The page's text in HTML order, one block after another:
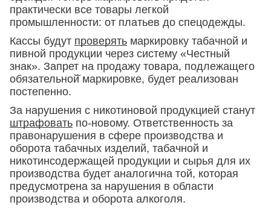
практически все товары легкой
промышленности: от платьев до спецодежды.
Кассы будут проверять маркировку табачной и
пивной продукции через систему «Честный
знак». Запрет на продажу товара, подлежащего
обязательной̆ маркировке, будет реализован
постепенно.
За нарушения с никотиновой продукцией станут
штрафовать по-новому. Ответственность за
правонарушения в сфере производства и
оборота табачных изделий, табачной и
никотинсодержащей продукции и сырья для их
производства будет аналогична той, которая
предусмотрена за нарушения в области
производства и оборота алкоголя.